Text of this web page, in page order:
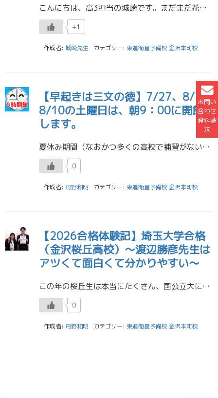
お問い
合わせ
資料請
求
こんにちは、高3担当の城崎です。まだまだ花粉が飛んでいますね。花粉症の僕にはつらい季節です。 さて、気づけば中間テストが近づいてきましたね。テスト勉強は進んでいますでしょうか。今回はテスト勉強への意識についてのお話をした […]
+1
作成者: 城崎先生 カテゴリー: 東進衛星予備校 金沢本町校
【早起きは三文の徳】7/27、8/3、
8/10の土曜日は、朝9：00に開館
します。
夏休み期間（なおかつ多くの高校で補習がない期間）ということで、7/27・8/3・8/10の土曜日は、朝9：00から開館します。 ／ 朝の3～4時間は貴重ですよね。 ここでゆっくりしている人（例えば、極端な話、朝寝坊してい […]
0
作成者: 丹野和明 カテゴリー: 東進衛星予備校 金沢本町校
【2026合格体験記】埼玉大学合格
（金沢桜丘高校）～渡辺勝彦先生は
アツくて面白くて分かりやすい～
この年の桜丘生は本当にたくさん、国公立大に合格しました。埼玉大学合格おめでとう！ 埼玉大学 教育学部 合格 Ｉさん（金沢桜丘高校） ■東進のお薦めの講座・講師の先生および受講後の具体的な効果 渡辺勝彦先生（英語）はアツ […]
0
作成者: 丹野和明 カテゴリー: 東進衛星予備校 金沢本町校